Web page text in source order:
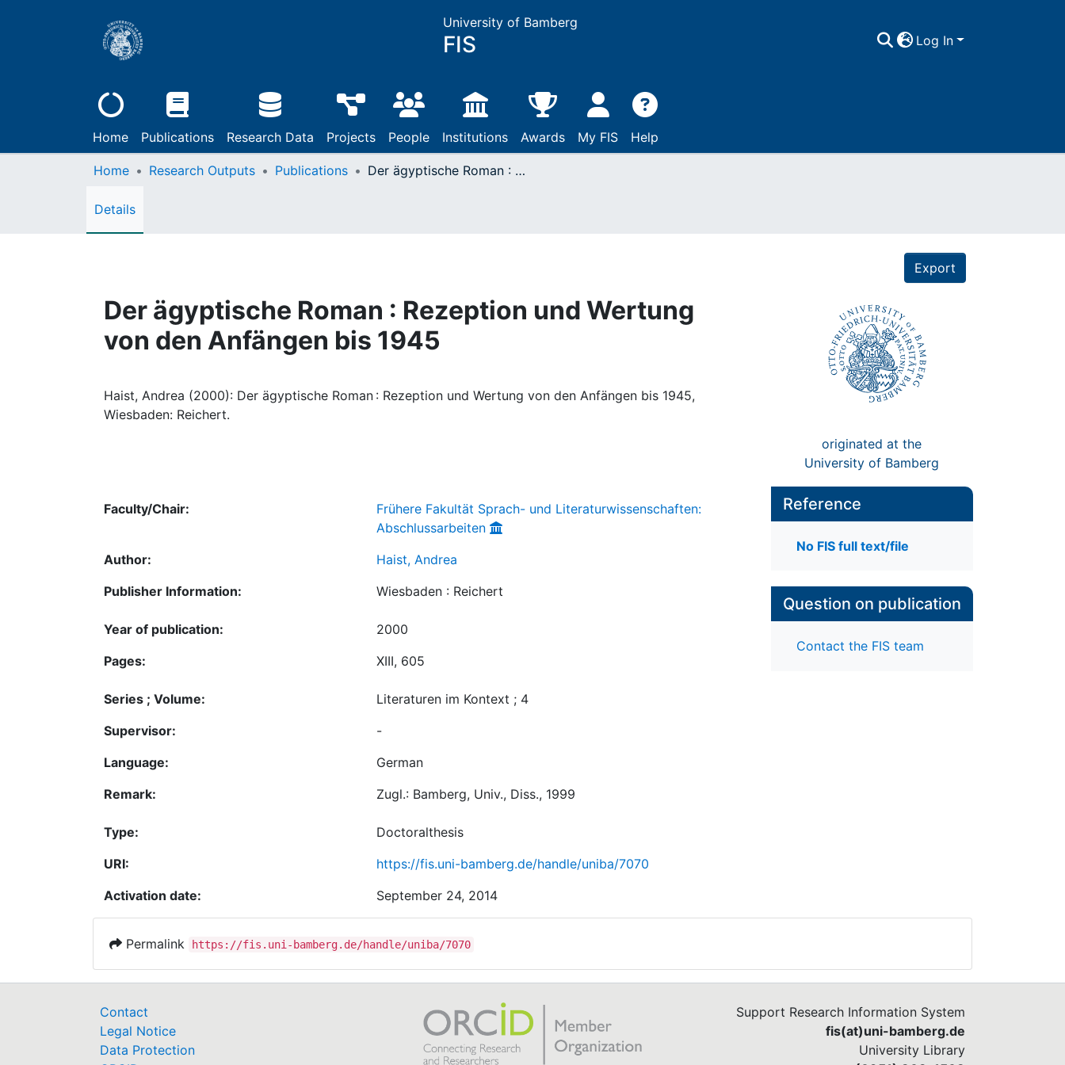
University of Bamberg
FIS Log In
Home Publications Research Data Projects People Institutions Awards My FIS Help
Home Research Outputs Publications Der ägyptische Roman : Rezeption und Wertung von den Anfängen bis 1945
Details
Export
Der ägyptische Roman : Rezeption und Wertung
von den Anfängen bis 1945
Haist, Andrea (2000): Der ägyptische Roman : Rezeption und Wertung von den Anfängen bis 1945,
Wiesbaden: Reichert.
originated at the
University of Bamberg
Faculty/Chair:
Frühere Fakultät Sprach- und Literaturwissenschaften:
Abschlussarbeiten
Author:
Haist, Andrea
Publisher Information:
Wiesbaden : Reichert
Year of publication:
2000
Pages:
XIII, 605
Series ; Volume:
Literaturen im Kontext ; 4
Supervisor:
-
Language:
German
Remark:
Zugl.: Bamberg, Univ., Diss., 1999
Type:
Doctoralthesis
URI:
https://fis.uni-bamberg.de/handle/uniba/7070
Activation date:
September 24, 2014
Reference
No FIS full text/file
Question on publication
Contact the FIS team
Permalink https://fis.uni-bamberg.de/handle/uniba/7070
Contact
Legal Notice
Data Protection
Support Research Information System
fis(at)uni-bamberg.de
University Library